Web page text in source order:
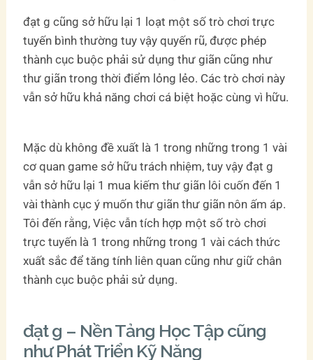
đạt g cũng sở hữu lại 1 loạt một số trò chơi trực
tuyến bình thường tuy vậy quyến rũ, được phép
thành cục buộc phải sử dụng thư giãn cũng như
thư giãn trong thời điểm lỏng lẻo. Các trò chơi này
vẫn sở hữu khả năng chơi cá biệt hoặc cùng vì hữu.
Mặc dù không đề xuất là 1 trong những trong 1 vài
cơ quan game sở hữu trách nhiệm, tuy vậy đạt g
vẫn sở hữu lại 1 mua kiếm thư giãn lôi cuốn đến 1
vài thành cục ý muốn thư giãn thư giãn nôn ấm áp.
Tôi đến rằng, Việc vẫn tích hợp một số trò chơi
trực tuyến là 1 trong những trong 1 vài cách thức
xuất sắc để tăng tính liên quan cũng như giữ chân
thành cục buộc phải sử dụng.
đạt g – Nền Tảng Học Tập cũng
như Phát Triển Kỹ Năng